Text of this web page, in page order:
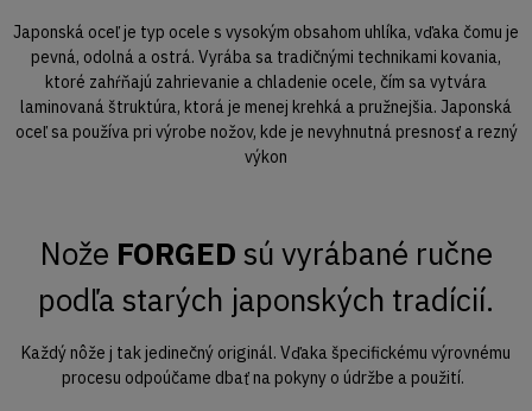
Japonská oceľ je typ ocele s vysokým obsahom uhlíka, vďaka čomu je
pevná, odolná a ostrá. Vyrába sa tradičnými technikami kovania,
ktoré zahŕňajú zahrievanie a chladenie ocele, čím sa vytvára
laminovaná štruktúra, ktorá je menej krehká a pružnejšia. Japonská
oceľ sa používa pri výrobe nožov, kde je nevyhnutná presnosť a rezný
výkon
Nože FORGED sú vyrábané ručne
podľa starých japonských tradícií.
Každý nôže j tak jedinečný originál. Vďaka špecifickému výrovnému
procesu odpoúčame dbať na pokyny o údržbe a použití.